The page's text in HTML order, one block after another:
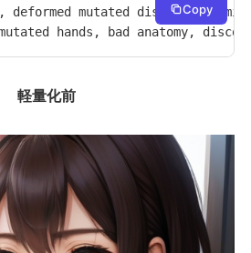
deformed mutated disfigured,
hands, bad anatomy,
Copy
軽量化前